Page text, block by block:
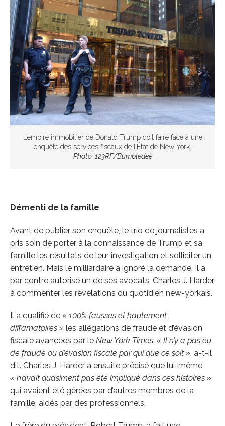
L’empire immobilier de Donald Trump doit faire face à une
enquête des services fiscaux de l’État de New York.
Photo: 123RF/Bumbledee
Démenti de la famille
Avant de publier son enquête, le trio de journalistes a
pris soin de porter à la connaissance de Trump et sa
famille les résultats de leur investigation et solliciter un
entretien. Mais le milliardaire a ignoré la demande. Il a
par contre autorisé un de ses avocats, Charles J. Harder,
à commenter les révélations du quotidien new-yorkais.
Il a qualifié de « 100% fausses et hautement
diffamatoires » les allégations de fraude et d’évasion
fiscale avancées par le New York Times. « Il n’y a pas eu
de fraude ou d’évasion fiscale par qui que ce soit », a-t-il
dit. Charles J. Harder a ensuite précisé que lui-même
« n’avait quasiment pas été impliqué dans ces histoires »,
qui avaient été gérées par d’autres membres de la
famille, aidés par des professionnels.